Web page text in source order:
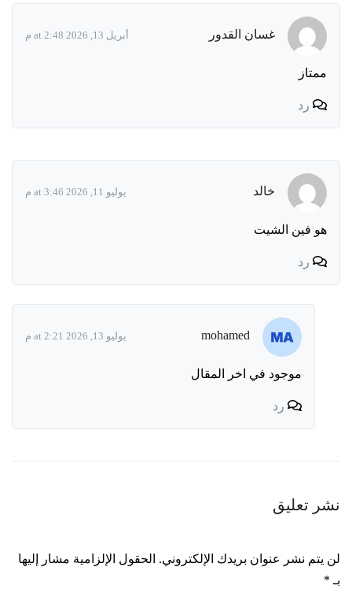
غسان القدور أبريل 13, 2026 at 2:48 م
ممتاز
رد
خالد يوليو 11, 2026 at 3:46 م
هو فين الشيت
رد
mohamed يوليو 13, 2026 at 2:21 م
موجود في اخر المقال
رد
Leave a comment
لن يتم نشر عنوان بريدك الإلكتروني. الحقول الإلزامية مشار إليها
بـ *
نشر تعليق